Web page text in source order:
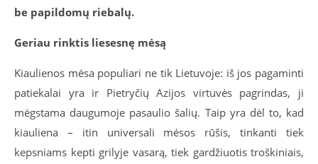
be papildomų riebalų.
Geriau rinktis liesesnę mėsą
Kiaulienos mėsa populiari ne tik Lietuvoje: iš jos pagaminti
patiekalai yra ir Pietryčių Azijos virtuvės pagrindas, ji
mėgstama daugumoje pasaulio šalių. Taip yra dėl to, kad
kiauliena – itin universali mėsos rūšis, tinkanti tiek
kepsniams kepti grilyje vasarą, tiek gardžiuotis troškiniais,